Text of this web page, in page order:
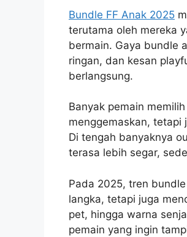
Bundle FF Anak 2025
terutama oleh mereka
bermain. Gaya bundle
ringan, dan kesan
berlangsung.
Banyak pemain
menggemaskan, tetapi
Di tengah banyaknya
terasa lebih segar,
Pada 2025, tren
langka, tetapi juga
pet, hingga warna
pemain yang ingin